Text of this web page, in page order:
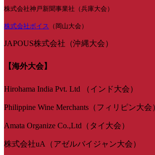
株式会社神戸新聞事業社（兵庫大会）
株式会社ボイス （岡山大会）
JAPOUS株式会社（沖縄大会）
【海外大会】
Hirohama India Pvt. Ltd （インド大会）
Philippine Wine Merchants（フィリピン大会
Amata Organize Co.,Ltd（タイ大会）
株式会社uA（アゼルバイジャン大会）